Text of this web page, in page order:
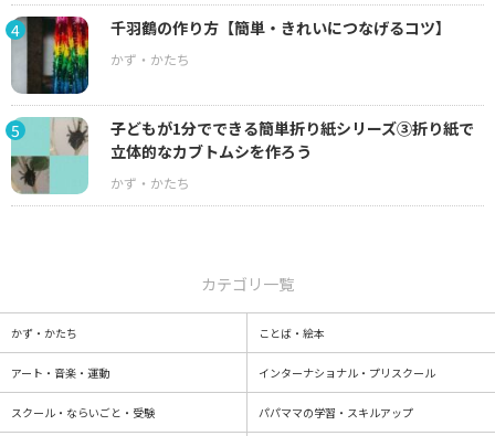
4 千羽鶴の作り方【簡単・きれいにつなげるコツ】
5
子どもが1分でできる簡単折り紙シリーズ③折り紙で
立体的なカブトムシを作ろう
カテゴリ一覧
かず・かたち ことば・絵本
アート・音楽・運動 インターナショナル・プリスクール
スクール・ならいごと・受験 パパママの学習・スキルアップ